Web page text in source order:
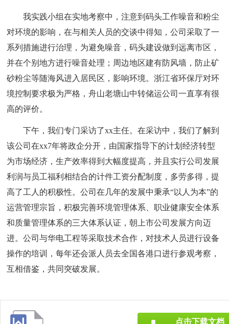
我实践小组在实地考察中，注意到码头工作噪音和粉尘
对环境的影响，在与相关人员的交谈中得知，公司采取了一
系列措施进行治理，为避免噪音，码头建设做到远离市区，
并在个别地方进行噪音处理；周边地区建有防风墙，防止矿
砂粉尘等随海风进入居民区，影响环境。浙江省环保厅对环
境控制要求极为严格，舟山老塘山中转储运公司一直享有很
高的评价。
下午，我们专门采访了xx主任。在采访中，我们了解到
该公司在xx7年将政企分开，由国家指导下的计划经济转型
为市场经济，生产效率得到大幅度提高，并且实行公司发展
利润与员工福利相结合的计件工资分配制度，多劳多得，提
高了工人的积极性。公司在几年的发展中秉承“以人为本”的
运营管理宗旨，积极完善环境管理体系、职业健康安全体系
和质量管理体系的三大体系认证，朝上市公司发展方向迈
进。公司与华电工程等采取技术合作，对技术人员进行设备
操作的培训，每年还会派人员去全国各港口进行参观考察，
互相借鉴，共同突破发展。
点击下载文档